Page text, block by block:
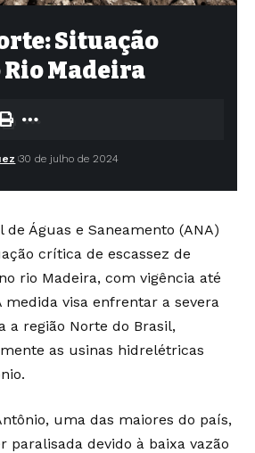
Situação
Madeira
30 de julho de 2024
de Águas e Saneamento (ANA)
crítica de escassez de
rio Madeira, com vigência até
medida visa enfrentar a severa
a região Norte do Brasil,
as usinas hidrelétricas
uma das maiores do país,
paralisada devido à baixa vazão